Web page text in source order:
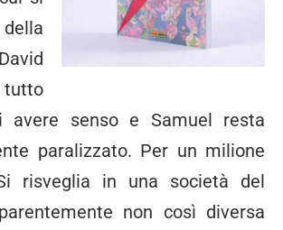
avere senso e Samuel resta
paralizzato. Per un milione
risveglia in una società del
non così diversa